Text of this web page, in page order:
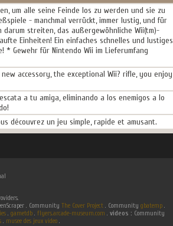
um alle seine Feinde los zu werden und sie zu
- manchmal verrückt, immer lustig, und für
streiten, das außergewöhnliche Wii(tm)-
Einheiten! Ein einfaches schnelles und lustiges
* Gewehr für Nintendo Wii im Lieferumfang
accessory, the exceptional Wii? rifle, you enjoy
a tu amiga, eliminando a los enemigos a lo
découvrez un jeu simple, rapide et amusant.
. Community The Cover Project. Community gbatemp.
. gametdb. flyers.arcade-museum.com . videos : Community
. musee des jeux video .